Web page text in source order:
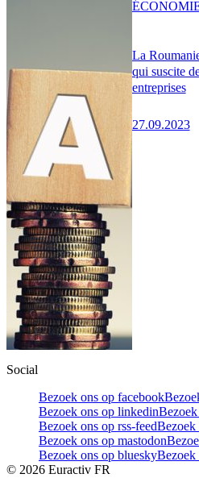
La
qui suscite
entreprises
27.09.2023
Social
Bezoek ons op facebook
Bezoek ons op linkedin
Bezoek ons op rss-feedBezoek
Bezoek ons op mastodon
Bezoek ons op blueskyBezoek
© 2026 Euractiv FR